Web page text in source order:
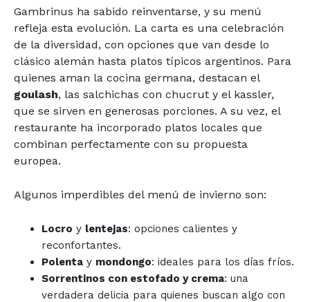
Gambrinus ha sabido reinventarse, y su menú
refleja esta evolución. La carta es una celebración
de la diversidad, con opciones que van desde lo
clásico alemán hasta platos típicos argentinos. Para
quienes aman la cocina germana, destacan el
goulash, las salchichas con chucrut y el kassler,
que se sirven en generosas porciones. A su vez, el
restaurante ha incorporado platos locales que
combinan perfectamente con su propuesta
europea.
Algunos imperdibles del menú de invierno son:
Locro y lentejas: opciones calientes y
reconfortantes.
Polenta y mondongo: ideales para los días fríos.
Sorrentinos con estofado y crema: una
verdadera delicia para quienes buscan algo con